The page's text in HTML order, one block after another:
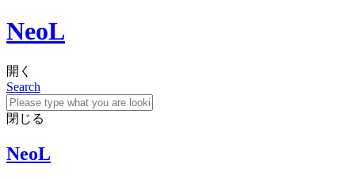
NeoL
開く
Search
閉じる
NeoL